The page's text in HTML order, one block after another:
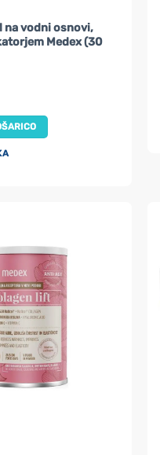
na vodni osnovi,
Medex (30